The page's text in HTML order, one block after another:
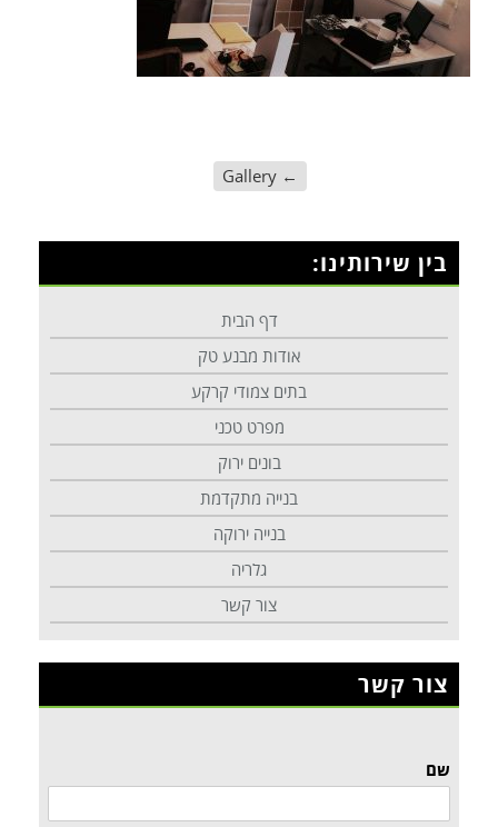
←
בין שירותינו:
דף הבית
אודות מבנע טק
בתים צמודי קרקע
מפרט טכני
בונים ירוק
בנייה מתקדמת
בנייה ירוקה
גלריה
צור קשר
צור קשר
שם